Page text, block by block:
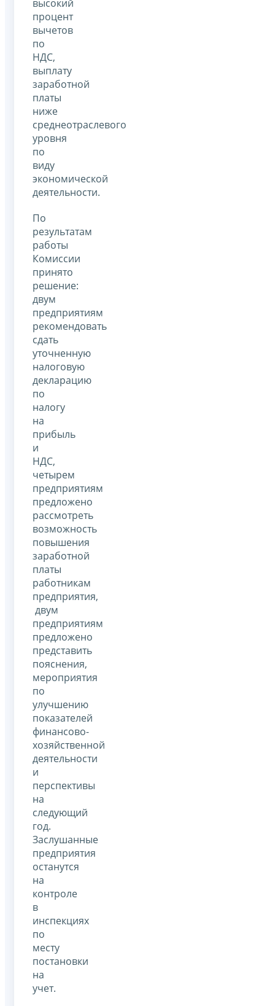
высокий
процент
вычетов
по
НДС,
выплату
заработной
платы
ниже
среднеотраслевого
уровня
по
виду
экономической
деятельности.
По
результатам
работы
Комиссии
принято
решение:
двум
предприятиям
рекомендовать
сдать
уточненную
налоговую
декларацию
по
налогу
на
прибыль
и
НДС,
четырем
предприятиям
предложено
рассмотреть
возможность
повышения
заработной
платы
работникам
предприятия,
двум
предприятиям
предложено
представить
пояснения,
мероприятия
по
улучшению
показателей
финансово-
хозяйственной
деятельности
и
перспективы
на
следующий
год.
Заслушанные
предприятия
останутся
на
контроле
в
инспекциях
по
месту
постановки
на
учет.